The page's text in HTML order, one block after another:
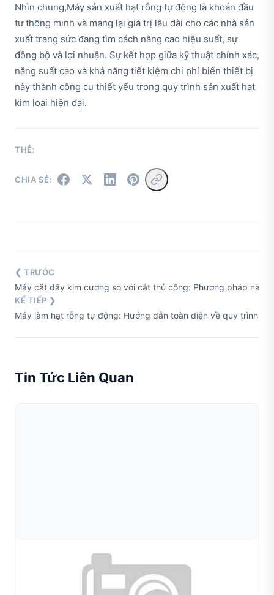
Nhìn chung,Máy sản xuất hạt rỗng tự động là khoản đầu
tư thông minh và mang lại giá trị lâu dài cho các nhà sản
xuất trang sức đang tìm cách nâng cao hiệu suất, sự
đồng bộ và lợi nhuận. Sự kết hợp giữa kỹ thuật chính xác,
năng suất cao và khả năng tiết kiệm chi phí biến thiết bị
này thành công cụ thiết yếu trong quy trình sản xuất hạt
kim loại hiện đại.
THẺ:
CHIA SẺ:
❮ TRƯỚC
Máy cắt dây kim cương so với cắt thủ công: Phương pháp nào
KẾ TIẾP ❯
Máy làm hạt rỗng tự động: Hướng dẫn toàn diện về quy trình
Tin Tức Liên Quan
Cắt Kim Cương Vòng Tay: Kỹ Thuật, Mẫu Hoa Văn
Và Mẹo Sản Xuất Cho Nhà Sản Xuất T